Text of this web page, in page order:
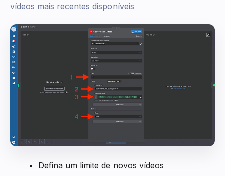
vídeos mais recentes disponíveis
Defina um limite de novos vídeos